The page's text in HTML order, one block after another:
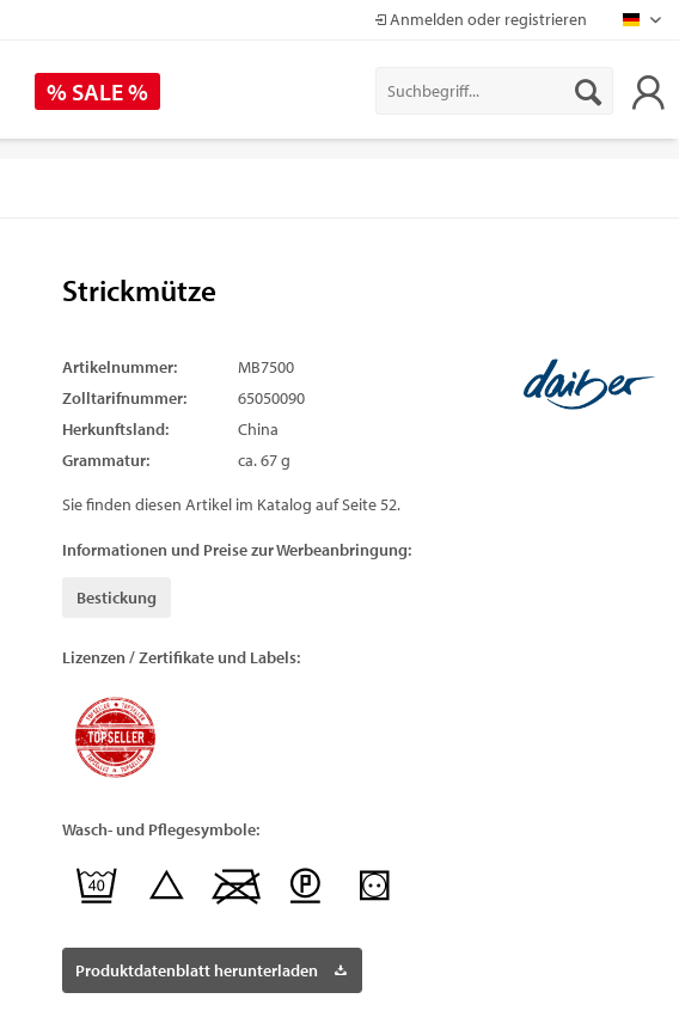
Anmelden oder registrieren
% SALE %
Strickmütze
Artikelnummer:
MB7500
Zolltarifnummer:
65050090
Herkunftsland:
China
Grammatur:
ca. 67 g
Sie finden diesen Artikel im Katalog auf Seite 52.
Informationen und Preise zur Werbeanbringung:
Bestickung
Lizenzen / Zertifikate und Labels:
Wasch- und Pflegesymbole:
Produktdatenblatt herunterladen